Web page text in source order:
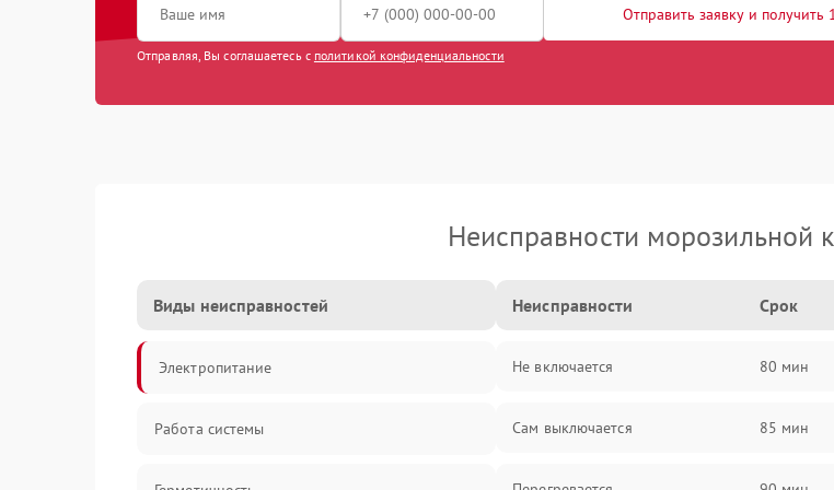
Отправить заявку и получить
Отправляя, Вы соглашаетесь с политикой конфиденциальности
Неисправности морозильной
Виды неисправностей
Электропитание
Работа системы
Неисправности Срок
Не включается 80 мин
Сам выключается 85 мин